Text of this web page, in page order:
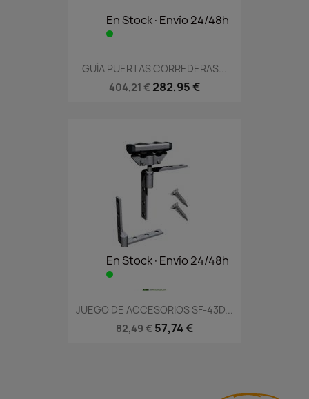
En Stock·Envío 24/48h
GUÍA PUERTAS CORREDERAS...
404,21 € 282,95 €
En Stock·Envío 24/48h
JUEGO DE ACCESORIOS SF-43D...
82,49 € 57,74 €